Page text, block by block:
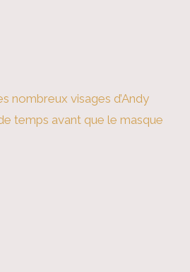
nombreux visages d’Andy
temps avant que le masque